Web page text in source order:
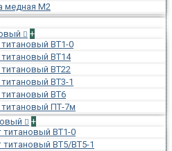
медная М2
+
титановый ВТ1-0
титановый ВТ14
титановый ВТ22
титановый ВТ3-1
титановый ВТ6
титановый ПТ-7м
+
титановый ВТ1-0
титановый ВТ5/ВТ5-1